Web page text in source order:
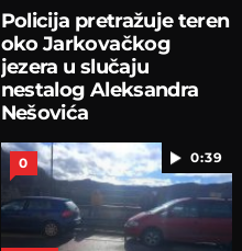
Policija pretražuje teren
oko Jarkovačkog
jezera u slučaju
nestalog Aleksandra
Nešovića
0:39
0